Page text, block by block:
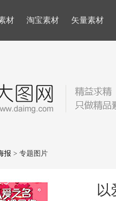
材 淘宝素材 矢量素材
报 > 专题图片
以